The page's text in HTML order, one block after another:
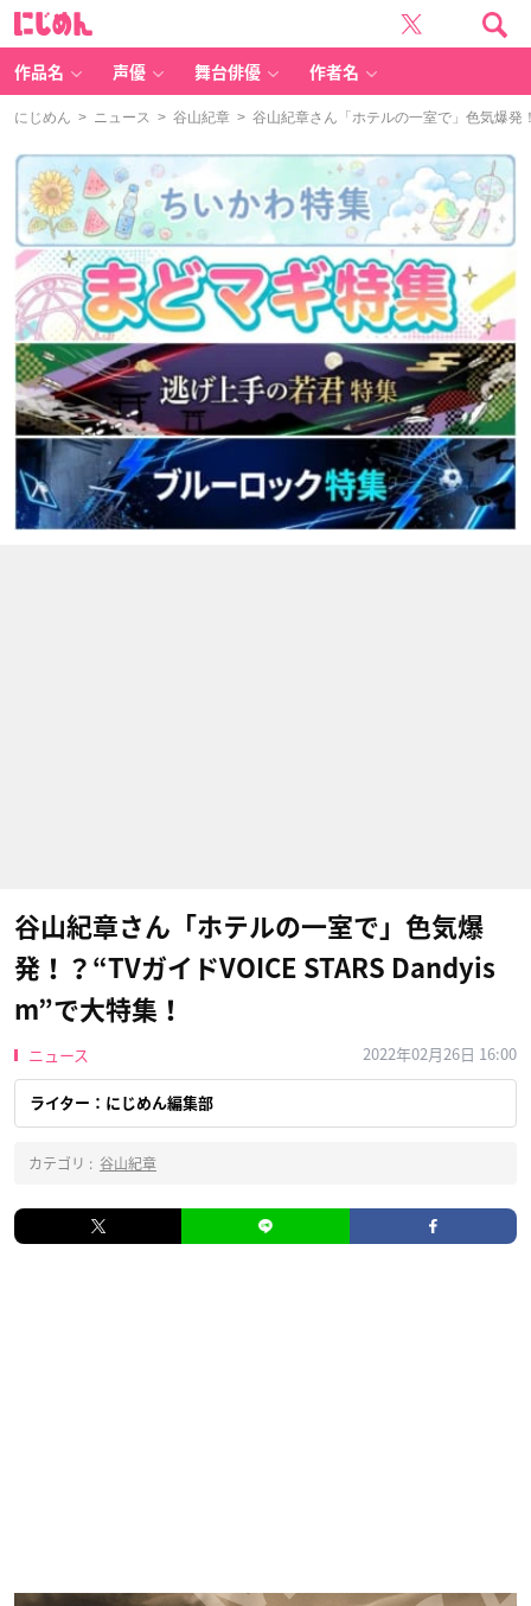
作品名 声優 舞台俳優 作者名
にじめん > ニュース > 谷山紀章 > 谷山紀章さん「ホテルの一室で」色気爆発
谷山紀章さん「ホテルの一室で」色気爆
発！？“TVガイドVOICE STARS Dandyis
m”で大特集！
ニュース 2022年02月26日 16:00
ライター：にじめん編集部
カテゴリ : 谷山紀章